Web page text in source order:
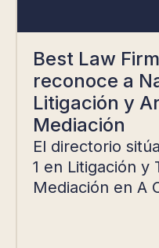
Best Law
reconoce a
Litigación y
Mediación
El directorio
1 en Litigación y
Mediación en A